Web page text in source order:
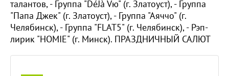
талантов, - Группа "DéJà Vю" (г. Златоуст), - Группа
"Папа Джек" (г. Златоуст), - Группа "Аяччо" (г.
Челябинск), - Группа "FLAT5" (г. Челябинск), - Рэп-
лирик "HOMIE" (г. Минск). ПРАЗДНИЧНЫЙ САЛЮТ